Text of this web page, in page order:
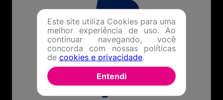
Este site utiliza Cookies para uma
melhor experiência de uso. Ao
continuar navegando, você
concorda com nossas políticas
de cookies e privacidade.
Entendi